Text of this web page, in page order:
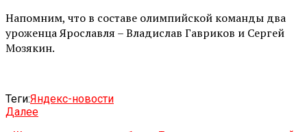
Напомним, что в составе олимпийской команды два
уроженца Ярославля – Владислав Гавриков и Сергей
Мозякин.
Теги:Яндекс-новости
Далее